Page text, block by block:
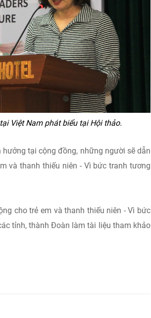
Việt Nam phát biểu tại Hội thảo.
tại cộng đồng, những người sẽ dẫn
và thanh thiếu niên - Vì bức tranh tương
cho trẻ em và thanh thiếu niên - Vì bức
tỉnh, thành Đoàn làm tài liệu tham khảo